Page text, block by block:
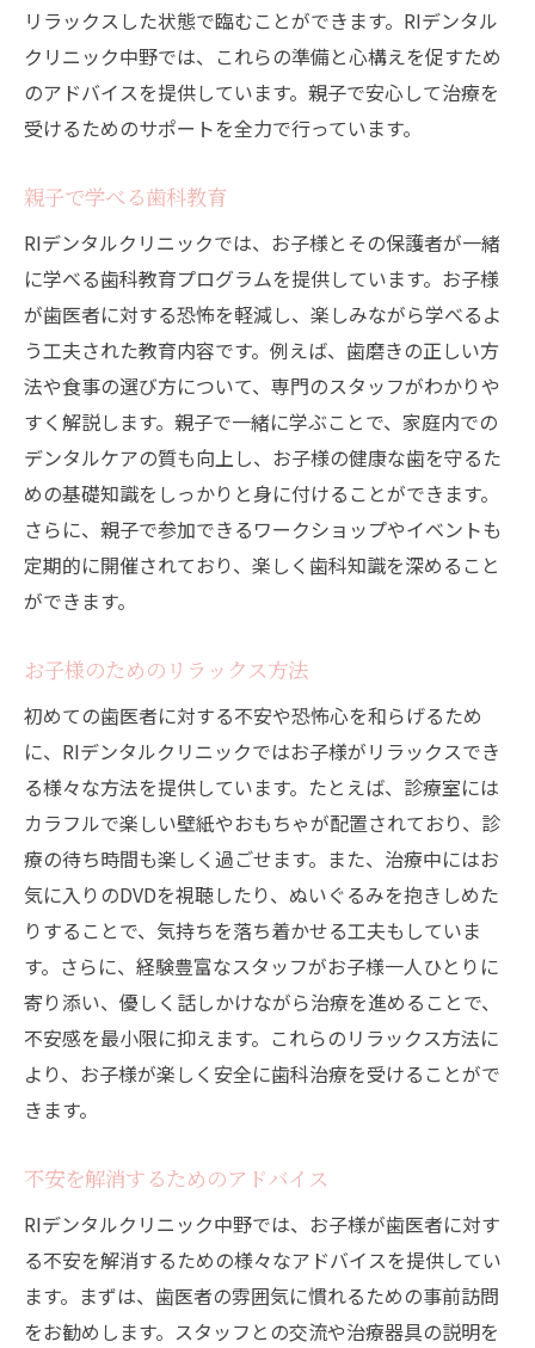
リラックスした状態で臨むことができます。RIデンタル
クリニック中野では、これらの準備と心構えを促すため
のアドバイスを提供しています。親子で安心して治療を
受けるためのサポートを全力で行っています。
親子で学べる歯科教育
RIデンタルクリニックでは、お子様とその保護者が一緒
に学べる歯科教育プログラムを提供しています。お子様
が歯医者に対する恐怖を軽減し、楽しみながら学べるよ
う工夫された教育内容です。例えば、歯磨きの正しい方
法や食事の選び方について、専門のスタッフがわかりや
すく解説します。親子で一緒に学ぶことで、家庭内での
デンタルケアの質も向上し、お子様の健康な歯を守るた
めの基礎知識をしっかりと身に付けることができます。
さらに、親子で参加できるワークショップやイベントも
定期的に開催されており、楽しく歯科知識を深めること
ができます。
お子様のためのリラックス方法
初めての歯医者に対する不安や恐怖心を和らげるため
に、RIデンタルクリニックではお子様がリラックスでき
る様々な方法を提供しています。たとえば、診療室には
カラフルで楽しい壁紙やおもちゃが配置されており、診
療の待ち時間も楽しく過ごせます。また、治療中にはお
気に入りのDVDを視聴したり、ぬいぐるみを抱きしめた
りすることで、気持ちを落ち着かせる工夫もしていま
す。さらに、経験豊富なスタッフがお子様一人ひとりに
寄り添い、優しく話しかけながら治療を進めることで、
不安感を最小限に抑えます。これらのリラックス方法に
より、お子様が楽しく安全に歯科治療を受けることがで
きます。
不安を解消するためのアドバイス
RIデンタルクリニック中野では、お子様が歯医者に対す
る不安を解消するための様々なアドバイスを提供してい
ます。まずは、歯医者の雰囲気に慣れるための事前訪問
をお勧めします。スタッフとの交流や治療器具の説明を